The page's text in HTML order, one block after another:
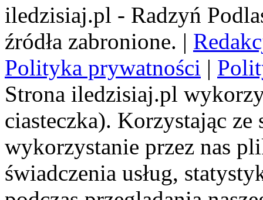
iledzisiaj.pl - Radzyń
źródła zabronione. |
Polityka prywatności |
Strona iledzisiaj.pl
ciasteczka). Korzystając
wykorzystanie przez nas
świadczenia usług,